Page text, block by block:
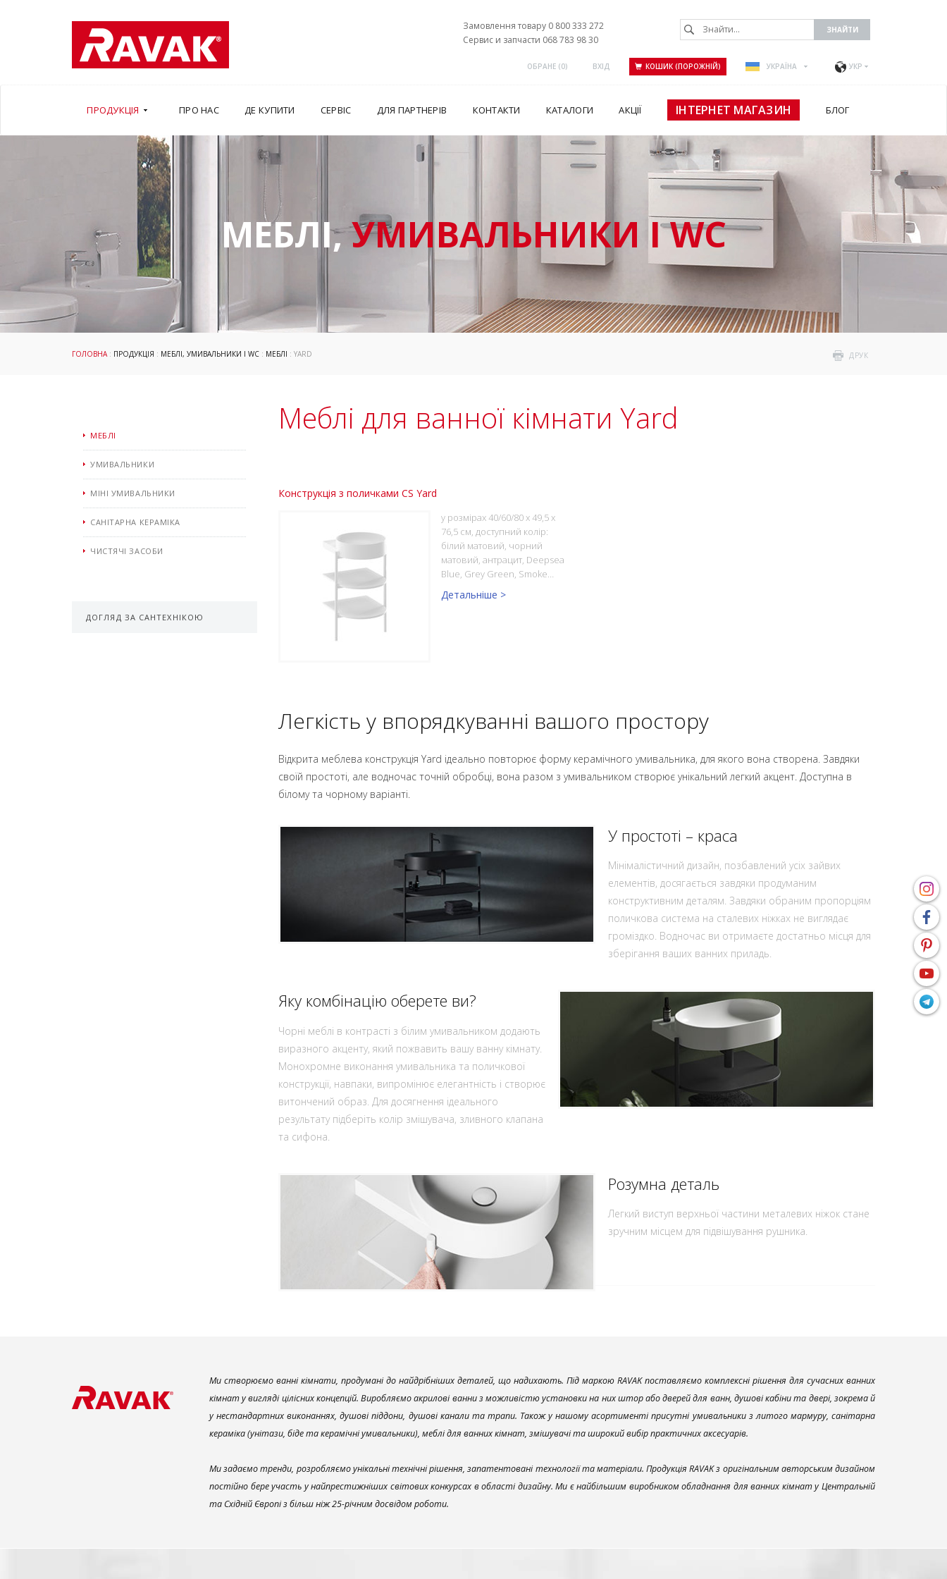
Замовлення товару 0 800 333 272
Сервис и запчасти 068 783 98 30
ОБРАНЕ (0) ВХІД КОШИК (ПОРОЖНІЙ) УКРАЇНА УКР
ПРОДУКЦІЯ ПРО НАС ДЕ КУПИТИ СЕРВІС ДЛЯ ПАРТНЕРІВ КОНТАКТИ КАТАЛОГИ АКЦІЇ ІНТЕРНЕТ МАГАЗИН БЛОГ
МЕБЛІ,УМИВАЛЬНИКИ І WC
ДРУК
ГОЛОВНА: ПРОДУКЦІЯ : МЕБЛІ, УМИВАЛЬНИКИ І WC : МЕБЛІ : YARD
МЕБЛІ
УМИВАЛЬНИКИ
МІНІ УМИВАЛЬНИКИ
САНІТАРНА КЕРАМІКА
ЧИСТЯЧІ ЗАСОБИ
ДОГЛЯД ЗА САНТЕХНІКОЮ
Меблі для ванної кімнати Yard
Конструкція з поличками CS Yard
у розмірах 40/60/80 x 49,5 x
76,5 см, доступний колір:
білий матовий, чорний
матовий, антрацит, Deepsea
Blue, Grey Green, Smoke…
Детальніше >
Легкість у впорядкуванні вашого простору
Відкрита меблева конструкція Yard ідеально повторює форму керамічного умивальника, для якого вона створена. Завдяки
своїй простоті, але водночас точній обробці, вона разом з умивальником створює унікальний легкий акцент. Доступна в
білому та чорному варіанті.
У простоті – краса
Мінімалістичний дизайн, позбавлений усіх зайвих
елементів, досягається завдяки продуманим
конструктивним деталям. Завдяки обраним пропорціям
поличкова система на сталевих ніжках не виглядає
громіздко. Водночас ви отримаєте достатньо місця для
зберігання ваших ванних приладь.
Яку комбінацію оберете ви?
Чорні меблі в контрасті з білим умивальником додають
виразного акценту, який пожвавить вашу ванну кімнату.
Монохромне виконання умивальника та поличкової
конструкції, навпаки, випромінює елегантність і створює
витончений образ. Для досягнення ідеального
результату підберіть колір змішувача, зливного клапана
та сифона.
Розумна деталь
Легкий виступ верхньої частини металевих ніжок стане
зручним місцем для підвішування рушника.
Ми створюємо ванні кімнати, продумані до найдрібніших деталей, що надихають. Під маркою RAVAK поставляємо комплексні рішення для сучасних ванних
кімнат у вигляді цілісних концепцій. Виробляємо акрилові ванни з можливістю установки на них штор або дверей для ванн, душові кабіни та двері, зокрема й
у нестандартних виконаннях, душові піддони, душові канали та трапи. Також у нашому асортименті присутні умивальники з литого мармуру, санітарна
кераміка (унітази, біде та керамічні умивальники), меблі для ванних кімнат, змішувачі та широкий вибір практичних аксесуарів.
Ми задаємо тренди, розробляємо унікальні технічні рішення, запатентовані технології та матеріали. Продукція RAVAK з оригінальним авторським дизайном
постійно бере участь у найпрестижніших світових конкурсах в області дизайну. Ми є найбільшим виробником обладнання для ванних кімнат у Центральній
та Східній Європі з більш ніж 25-річним досвідом роботи.